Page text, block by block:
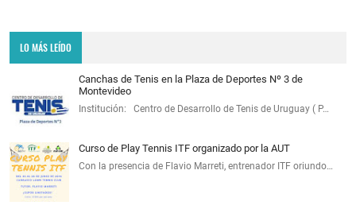
LO MÁS LEÍDO
Canchas de Tenis en la Plaza de Deportes Nº 3 de
Montevideo
Institución: Centro de Desarrollo de Tenis de Uruguay ( P…
Curso de Play Tennis ITF organizado por la AUT
Con la presencia de Flavio Marreti, entrenador ITF oriundo…